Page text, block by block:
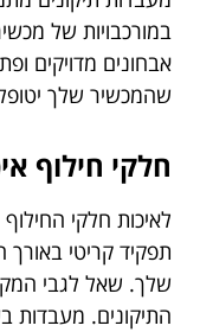
במורכבויות של
אבחונים מדויקים
שהמכשיר שלך יטופל
חלקי חילוף
לאיכות חלקי
תפקיד קריטי באורך
שלך. שאל לגבי
התיקונים. מעבדות